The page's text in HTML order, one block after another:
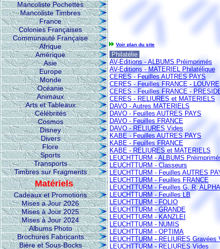
Mancoliste Pochettes
Mancoliste Timbres
France
Colonies Françaises
Communauté Française
Afrique
Amérique
Asie
Europe
Monde
Océanie
Animaux
Arts et Tableaux
Célébrités
Cosmos
Disney
Divers
Flore
Sports
Transports
Timbres sur Fragments
Matériels
Cadeaux et Promotions
Mises a Jour 2026
Mises à Jour 2025
Mises à Jour 2024
Albums Photo
Brochures Fabricants
Bière et Sous-Bocks
Voir plan du site
Philatélie
AV-Editions - ALBUMS Préimprimés
AV-Editions - MATERIEL Philatélique
CERES - Feuilles AUTRES PAYS
CERES - Feuilles FRANCE - LOUVRE
CERES - Feuilles FRANCE -
CERES - RELIURES et MATERIELS
DAVO - Autres MATERIELS
DAVO - Feuilles AUTRES PAYS
DAVO - Feuilles FRANCE
DAVO - RELIURES Vides
KABE - Feuilles AUTRES PAYS
KABE - Feuilles FRANCE
KABE - RELIURES et MATERIELS
LEUCHTTURM - ALBUMS
LEUCHTTURM - Classeurs
LEUCHTTURM - Feuilles AUTRES
LEUCHTTURM - Feuilles FRANCE
LEUCHTTURM - Feuilles G, R,
LEUCHTTURM - Feuilles LB
LEUCHTTURM - FOLIO
LEUCHTTURM - GRANDE
LEUCHTTURM - KANZLEI
LEUCHTTURM - NUMIS
LEUCHTTURM - OPTIMA
LEUCHTTURM - RELIURES Gravées
LEUCHTTURM - RELIURES Vides